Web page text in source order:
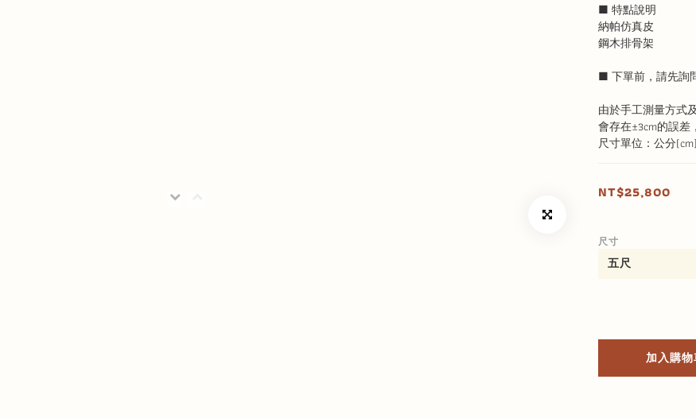
■ 特點說明
納帕仿真皮
鋼木排骨架
■ 下單前，請先詢
由於手工測量方式
會存在±3cm的誤差
尺寸單位：公分(cm)
NT$25,800
尺寸
加入購物